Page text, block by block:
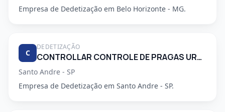
Empresa de Dedetização em Belo Horizonte - MG.
C
DEDETIZAÇÃO
CONTROLLAR CONTROLE DE PRAGAS URBANAS
Santo Andre - SP
Empresa de Dedetização em Santo Andre - SP.